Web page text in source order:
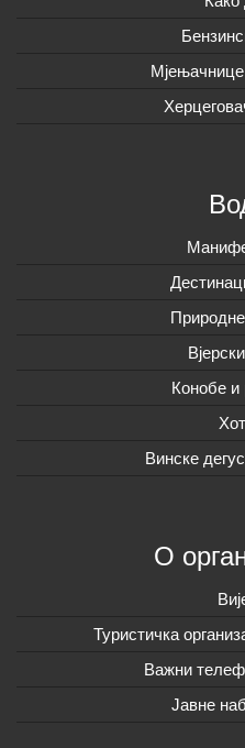
Природне
Конобе и
Винске
О
Туристичка
Важни
Јавне